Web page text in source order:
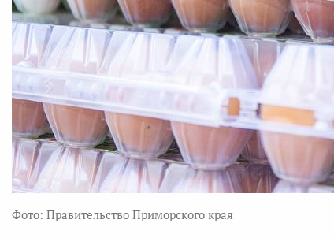
Фото: Правительство Приморского края